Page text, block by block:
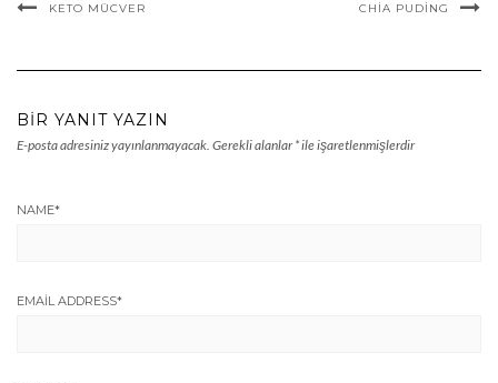
KETO MÜCVER CHIA PUDING
BIR YANIT YAZIN
E-posta adresiniz yayınlanmayacak. Gerekli alanlar*ile işaretlenmişlerdir
NAME*
EMAIL ADDRESS*